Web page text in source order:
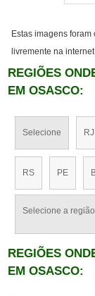
Estas imagens
livremente na internet
REGIÕES
EM OSASCO:
Selecione RJ
RS PE
Selecione a região
REGIÕES
EM OSASCO: